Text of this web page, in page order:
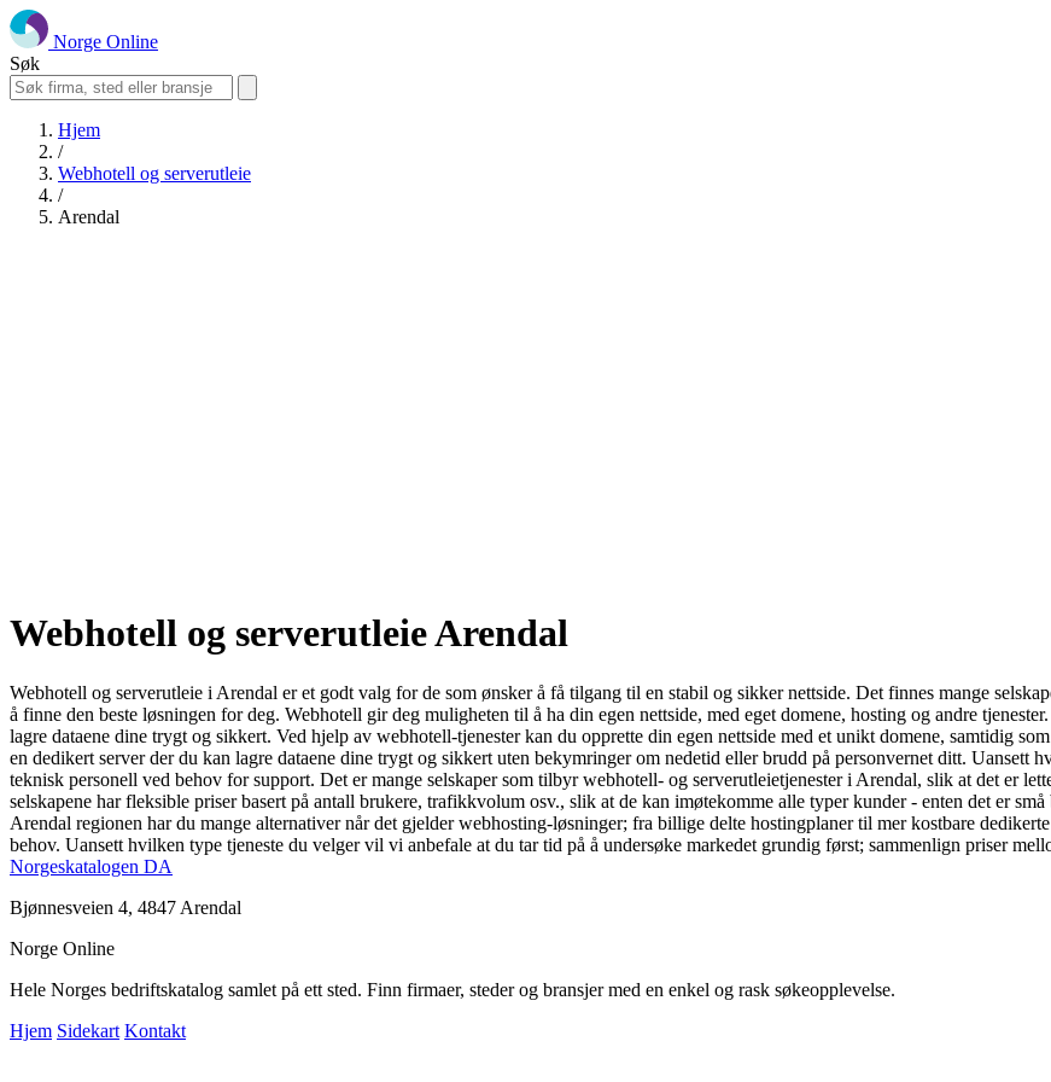
Norge Online
Søk
Hjem
/
Webhotell og serverutleie
/
Arendal
Webhotell og serverutleie Arendal
Webhotell og serverutleie i Arendal er et godt valg for de som ønsker å få tilgang til en stabil og sikker nettside. Det finnes mange
å finne den beste løsningen for deg. Webhotell gir deg muligheten til å ha din egen nettside, med eget domene, hosting og andre
lagre dataene dine trygt og sikkert. Ved hjelp av webhotell-tjenester kan du opprette din egen nettside med et unikt domene, samtidig
en dedikert server der du kan lagre dataene dine trygt og sikkert uten bekymringer om nedetid eller brudd på personvernet ditt. Uansett
teknisk personell ved behov for support. Det er mange selskaper som tilbyr webhotell- og serverutleietjenester i Arendal, slik at det er
selskapene har fleksible priser basert på antall brukere, trafikkvolum osv., slik at de kan imøtekomme alle typer kunder - enten det er
Arendal regionen har du mange alternativer når det gjelder webhosting-løsninger; fra billige delte hostingplaner til mer kostbare
behov. Uansett hvilken type tjeneste du velger vil vi anbefale at du tar tid på å undersøke markedet grundig først; sammenlign priser
Norgeskatalogen DA
Bjønnesveien 4, 4847 Arendal
Norge Online
Hele Norges bedriftskatalog samlet på ett sted. Finn firmaer, steder og bransjer med en enkel og rask søkeopplevelse.
Hjem Sidekart Kontakt